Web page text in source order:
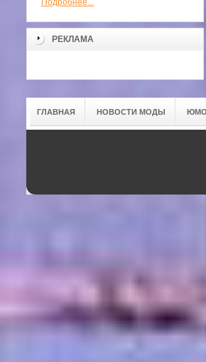
Подробнее...
РЕКЛАМА
ГЛАВНАЯ НОВОСТИ МОДЫ